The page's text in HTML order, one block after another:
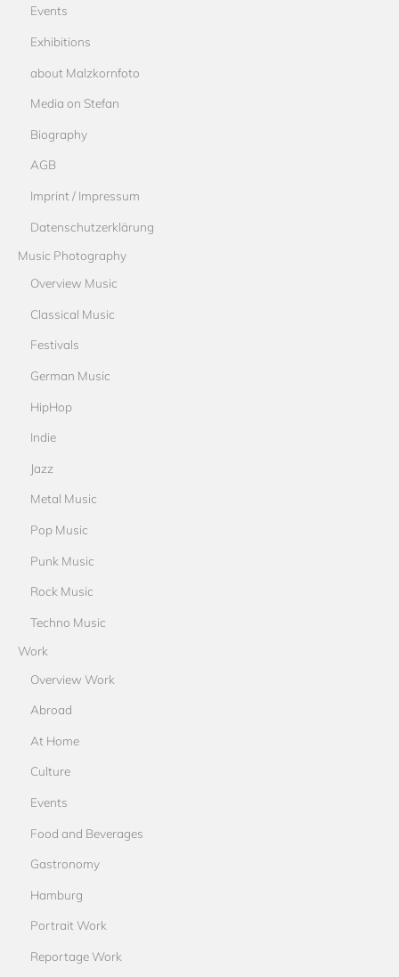
Events
Exhibitions
about Malzkornfoto
Media on Stefan
Biography
AGB
Imprint / Impressum
Datenschutzerklärung
Music Photography
Overview Music
Classical Music
Festivals
German Music
HipHop
Indie
Jazz
Metal Music
Pop Music
Punk Music
Rock Music
Techno Music
Work
Overview Work
Abroad
At Home
Culture
Events
Food and Beverages
Gastronomy
Hamburg
Portrait Work
Reportage Work